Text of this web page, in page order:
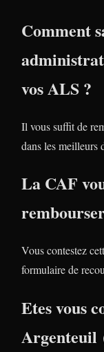
Comment
vos ALS ?
Il vous suffit de
dans les meilleurs
La CAF
Vous contestez
formulaire de
Etes vous
Argenteuil